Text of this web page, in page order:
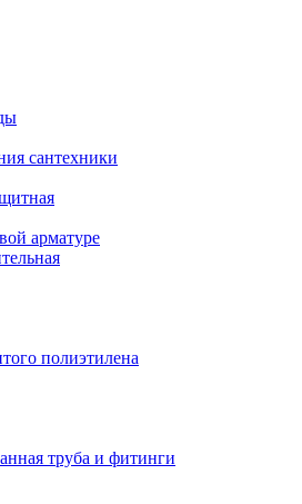
сантехники
арматуре
полиэтилена
труба и фитинги